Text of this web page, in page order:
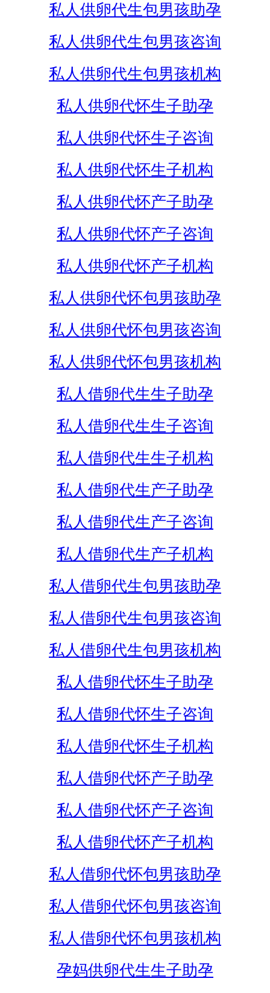
私人供卵代生包男孩助孕
私人供卵代生包男孩咨询
私人供卵代生包男孩机构
私人供卵代怀生子助孕
私人供卵代怀生子咨询
私人供卵代怀生子机构
私人供卵代怀产子助孕
私人供卵代怀产子咨询
私人供卵代怀产子机构
私人供卵代怀包男孩助孕
私人供卵代怀包男孩咨询
私人供卵代怀包男孩机构
私人借卵代生生子助孕
私人借卵代生生子咨询
私人借卵代生生子机构
私人借卵代生产子助孕
私人借卵代生产子咨询
私人借卵代生产子机构
私人借卵代生包男孩助孕
私人借卵代生包男孩咨询
私人借卵代生包男孩机构
私人借卵代怀生子助孕
私人借卵代怀生子咨询
私人借卵代怀生子机构
私人借卵代怀产子助孕
私人借卵代怀产子咨询
私人借卵代怀产子机构
私人借卵代怀包男孩助孕
私人借卵代怀包男孩咨询
私人借卵代怀包男孩机构
孕妈供卵代生生子助孕